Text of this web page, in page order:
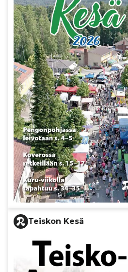
Teiskon Kesä